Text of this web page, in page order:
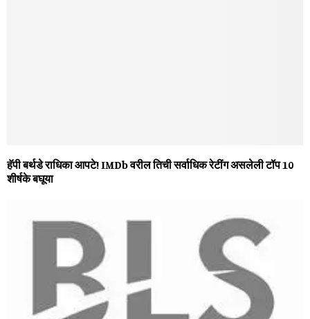
हॅपी बर्थडे राधिका आपटे! IMDb वरील तिची सर्वाधिक रेटींग असलेली टॉप 10
शीर्षके बघूया